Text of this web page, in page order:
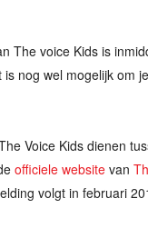
The voice Kids is
nog wel mogelijk om je
Voice Kids dienen
officiele website van
volgt in februari